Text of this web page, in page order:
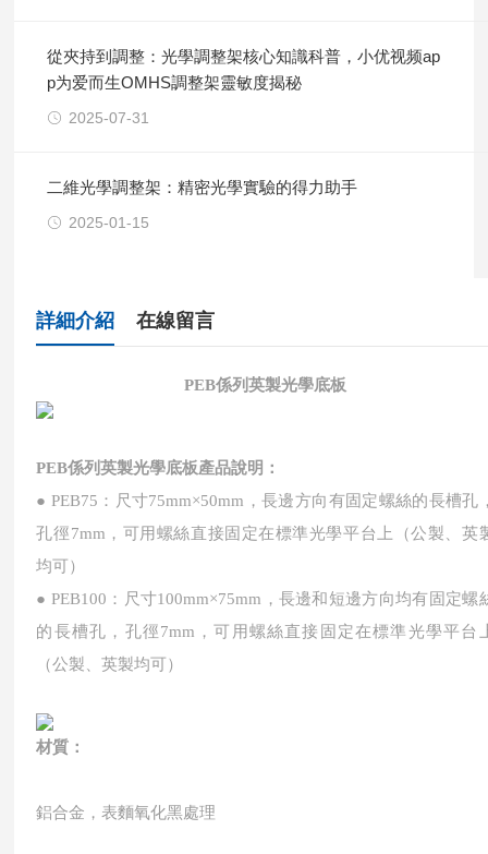
從夾持到調整：光學調整架核心知識科普，小优视频ap
p为爱而生OMHS調整架靈敏度揭秘
2025-07-31
二維光學調整架：精密光學實驗的得力助手
2025-01-15
詳細介紹 在線留言
PEB係列英製光學底板
PEB係列英製光學底板產品說明：
● PEB75：尺寸75mm×50mm，長邊方向有固定螺絲的長槽孔
孔徑7mm，可用螺絲直接固定在標準光學平台上（公製、英
均可）
● PEB100：尺寸100mm×75mm，長邊和短邊方向均有固定螺
的長槽孔，孔徑7mm，可用螺絲直接固定在標準光學平台
（公製、英製均可）
材質：
鋁合金，表麵氧化黑處理